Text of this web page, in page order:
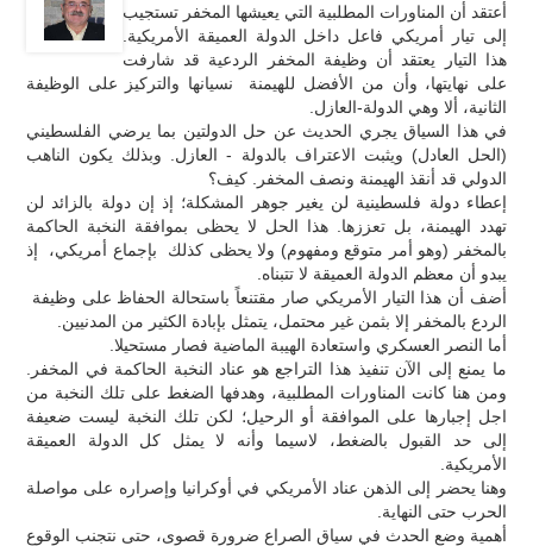
أعتقد أن المناورات المطلبية التي يعيشها المخفر تستجيب
إلى تيار أمريكي فاعل داخل الدولة العميقة الأمريكية.
هذا التيار يعتقد أن وظيفة المخفر الردعية قد شارفت
على نهايتها، وأن من الأفضل للهيمنة نسيانها والتركيز على الوظيفة
الثانية، ألا وهي الدولة-العازل.
في هذا السياق يجري الحديث عن حل الدولتين بما يرضي الفلسطيني
(الحل العادل) ويثبت الاعتراف بالدولة - العازل. وبذلك يكون الناهب
الدولي قد أنقذ الهيمنة ونصف المخفر. كيف؟
إعطاء دولة فلسطينية لن يغير جوهر المشكلة؛ إذ إن دولة بالزائد لن
تهدد الهيمنة، بل تعززها. هذا الحل لا يحظى بموافقة النخبة الحاكمة
بالمخفر (وهو أمر متوقع ومفهوم) ولا يحظى كذلك بإجماع أمريكي، إذ
يبدو أن معظم الدولة العميقة لا تتبناه.
أضف أن هذا التيار الأمريكي صار مقتنعاً باستحالة الحفاظ على وظيفة
الردع بالمخفر إلا بثمن غير محتمل، يتمثل بإبادة الكثير من المدنيين.
أما النصر العسكري واستعادة الهيبة الماضية فصار مستحيلا.
ما يمنع إلى الآن تنفيذ هذا التراجع هو عناد النخبة الحاكمة في المخفر.
ومن هنا كانت المناورات المطلبية، وهدفها الضغط على تلك النخبة من
اجل إجبارها على الموافقة أو الرحيل؛ لكن تلك النخبة ليست ضعيفة
إلى حد القبول بالضغط، لاسيما وأنه لا يمثل كل الدولة العميقة
الأمريكية.
وهنا يحضر إلى الذهن عناد الأمريكي في أوكرانيا وإصراره على مواصلة
الحرب حتى النهاية.
أهمية وضع الحدث في سياق الصراع ضرورة قصوى، حتى نتجنب الوقوع